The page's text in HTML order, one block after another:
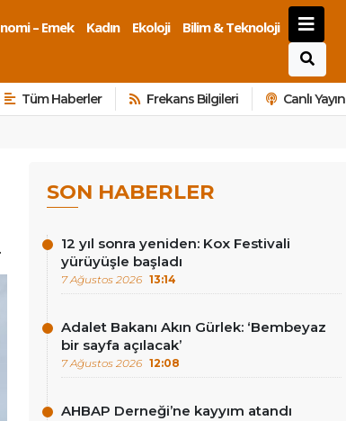
– Emek Kadın Ekoloji
Bilim & Teknoloji
Tüm Haberler Frekans Bilgileri Canlı Yayın
SON HABERLER
12 yıl sonra yeniden: Kox Festivali
yürüyüşle başladı
7 Ağustos 2026 13:14
Adalet Bakanı Akın Gürlek: ‘Bembeyaz
bir sayfa açılacak’
7 Ağustos 2026 12:08
AHBAP Derneği’ne kayyım atandı